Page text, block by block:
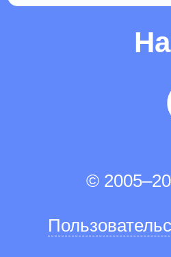
©